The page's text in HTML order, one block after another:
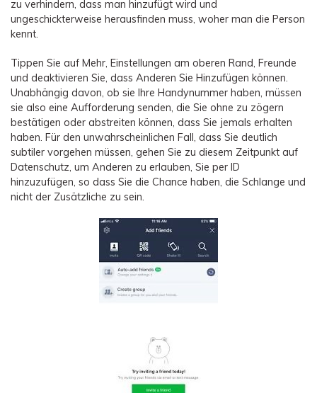
zu verhindern, dass man hinzufügt wird und
ungeschickterweise herausfinden muss, woher man die Person
kennt.
Tippen Sie auf Mehr, Einstellungen am oberen Rand, Freunde
und deaktivieren Sie, dass Anderen Sie Hinzufügen können.
Unabhängig davon, ob sie Ihre Handynummer haben, müssen
sie also eine Aufforderung senden, die Sie ohne zu zögern
bestätigen oder abstreiten können, dass Sie jemals erhalten
haben. Für den unwahrscheinlichen Fall, dass Sie deutlich
subtiler vorgehen müssen, gehen Sie zu diesem Zeitpunkt auf
Datenschutz, um Anderen zu erlauben, Sie per ID
hinzuzufügen, so dass Sie die Chance haben, die Schlange und
nicht der Zusätzliche zu sein.